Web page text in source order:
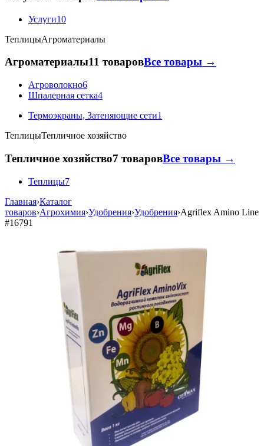
Услуги10
ТеплицыАгроматериалы
Агроматериалы11 товаровВсе товары →
Агроволокно6
Шпалерная сетка4
Термоэкраны, Затеняющие сети1
ТеплицыТепличное хозяйство
Тепличное хозяйство7 товаровВсе товары →
Теплицы7
Главная›Каталог
товаров›Агрохимия›Удобрения›Удобрения›Agriflex Amino Line
#16791